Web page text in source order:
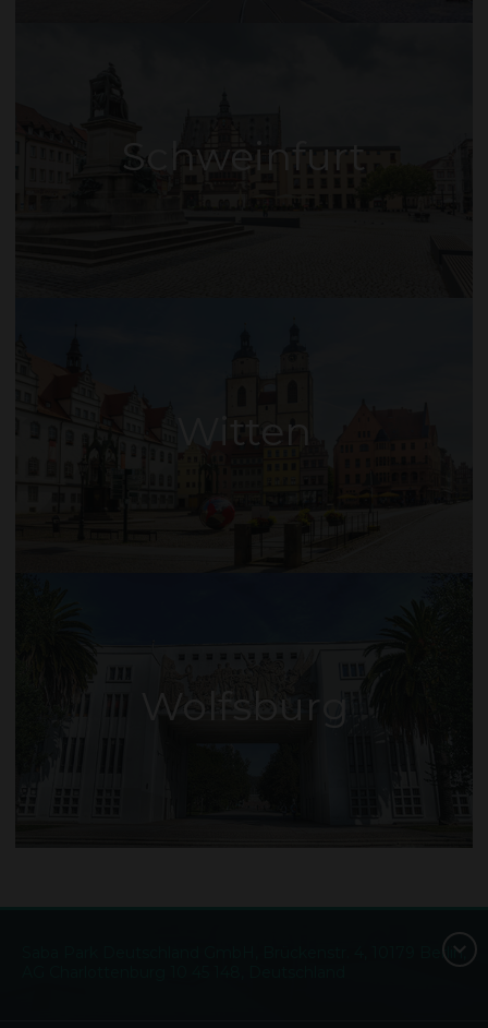
Schweinfurt
Witten
Wolfsburg
Saba Park Deutschland GmbH, Brückenstr. 4, 10179 Berlin,